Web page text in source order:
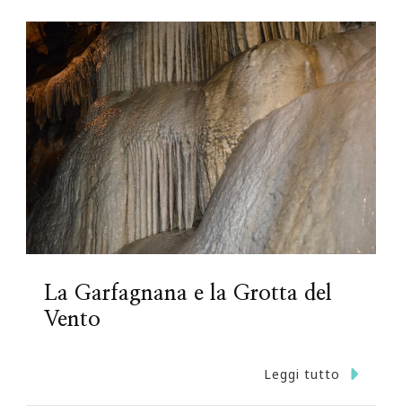
La Garfagnana e la Grotta del
Vento
Leggi tutto